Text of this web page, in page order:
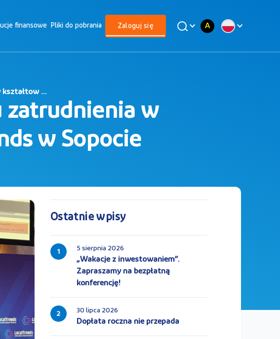
finansowe Pliki do pobrania Zaloguj się A
kształtow ...
zatrudnienia w
w Sopocie
Ostatnie wpisy
1 5 sierpnia 2026
„Wakacje z inwestowaniem”.
Zapraszamy na bezpłatną
konferencję!
2 30 lipca 2026
Dopłata roczna nie przepada